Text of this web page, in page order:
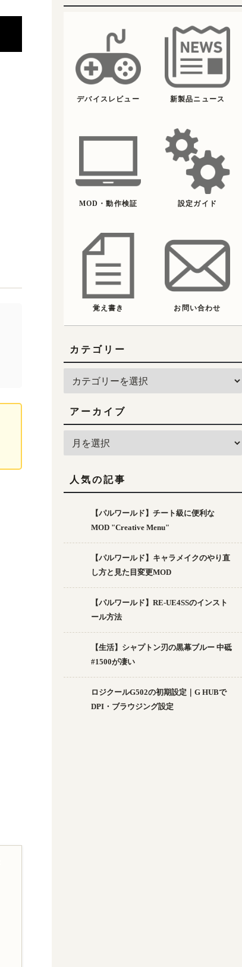
デバイスレビュー 新製品ニュース
MOD・動作検証 設定ガイド
覚え書き お問い合わせ
カテゴリー
アーカイブ
人気の記事
【パルワールド】チート級に便利な
MOD "Creative Menu"
【パルワールド】キャラメイクのやり直
し方と見た目変更MOD
【パルワールド】RE-UE4SSのインスト
ール方法
【生活】シャプトン刃の黒幕ブルー 中砥
#1500が凄い
ロジクールG502の初期設定｜G HUBで
DPI・ブラウジング設定